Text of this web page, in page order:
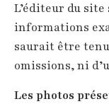
L’éditeur du
informations
saurait être
omissions, ni
Les photos